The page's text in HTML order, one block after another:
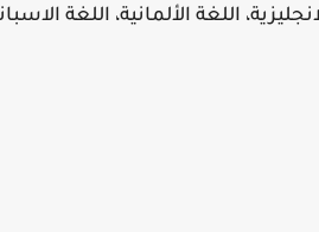
اللغة الألمانية، اللغة